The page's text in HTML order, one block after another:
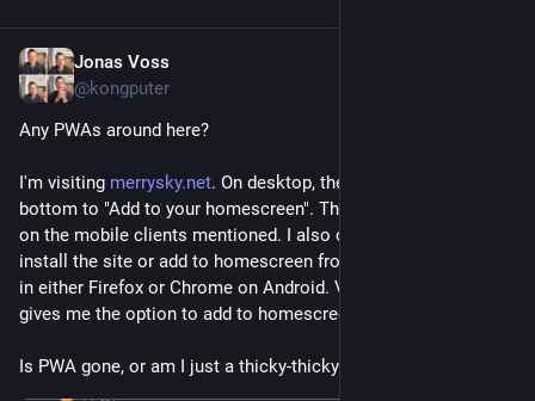
Jonas Voss
@kongputer
Any PWAs around here?
I'm visiting merrysky.net. On desktop, there's a little link at the
bottom to "Add to your homescreen". That option is not there
on the mobile clients mentioned. I also can't find the option to
install the site or add to homescreen from the settings menu
in either Firefox or Chrome on Android. Vivaldi mobile client
gives me the option to add to homescreen, but it never does.
Is PWA gone, or am I just a thicky-thicky dumb-dumb?